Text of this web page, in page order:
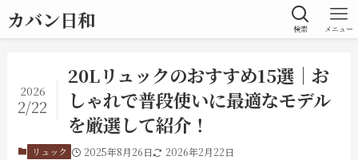
カバン日和 検索 メニュー
20Lリュックのおすすめ15選｜お
しゃれで普段使いに最適なモデル
を厳選して紹介！
2026
2/22
リュック 2025年8月26日 2026年2月22日